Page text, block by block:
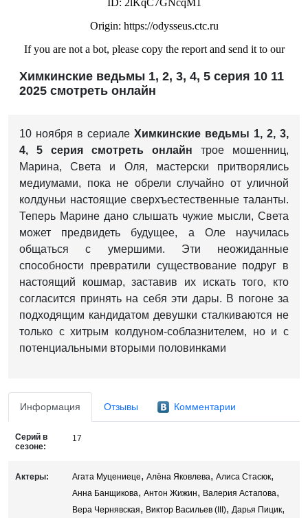
Химкинские ведьмы 1, 2, 3, 4, 5 серия 10 11
2025 смотреть онлайн
10 ноября в сериале Химкинские ведьмы 1, 2, 3,
4, 5 серия смотреть онлайн трое мошенниц,
Марина, Света и Оля, мастерски притворялись
медиумами, пока не обрели случайно от уличной
колдуньи настоящие сверхъестественные таланты.
Теперь Марине дано слышать чужие мысли, Света
может предвидеть будущее, а Оле научилась
общаться с умершими. Эти неожиданные
способности превратили существование подруг в
настоящий кошмар, заставив их искать того, кто
согласится принять на себя эти дары. В погоне за
подходящим кандидатом девушки сталкиваются не
только с хитрым колдуном-соблазнителем, но и с
потенциальными вторыми половинками
Информация Отзывы Комментарии
Серий в
сезоне:
17
Актеры: Агата Муцениеце, Алёна Яковлева, Алиса Стасюк,
Анна Банщикова, Антон Жижин, Валерия Астапова,
Вера Чернявская, Виктор Васильев (III), Дарья Пицик,